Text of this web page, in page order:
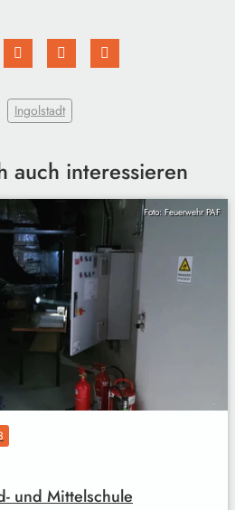
Ingolstadt
auch interessieren
Foto: Feuerwehr PAF
und Mittelschule